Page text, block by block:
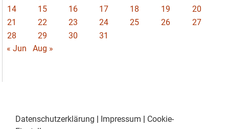
14
15 16 17 18 19
20
21
22 23 24 25 26
27
28
29 30
31
« Jun
Aug »
Datenschutzerklärung | Impressum | Cookie-